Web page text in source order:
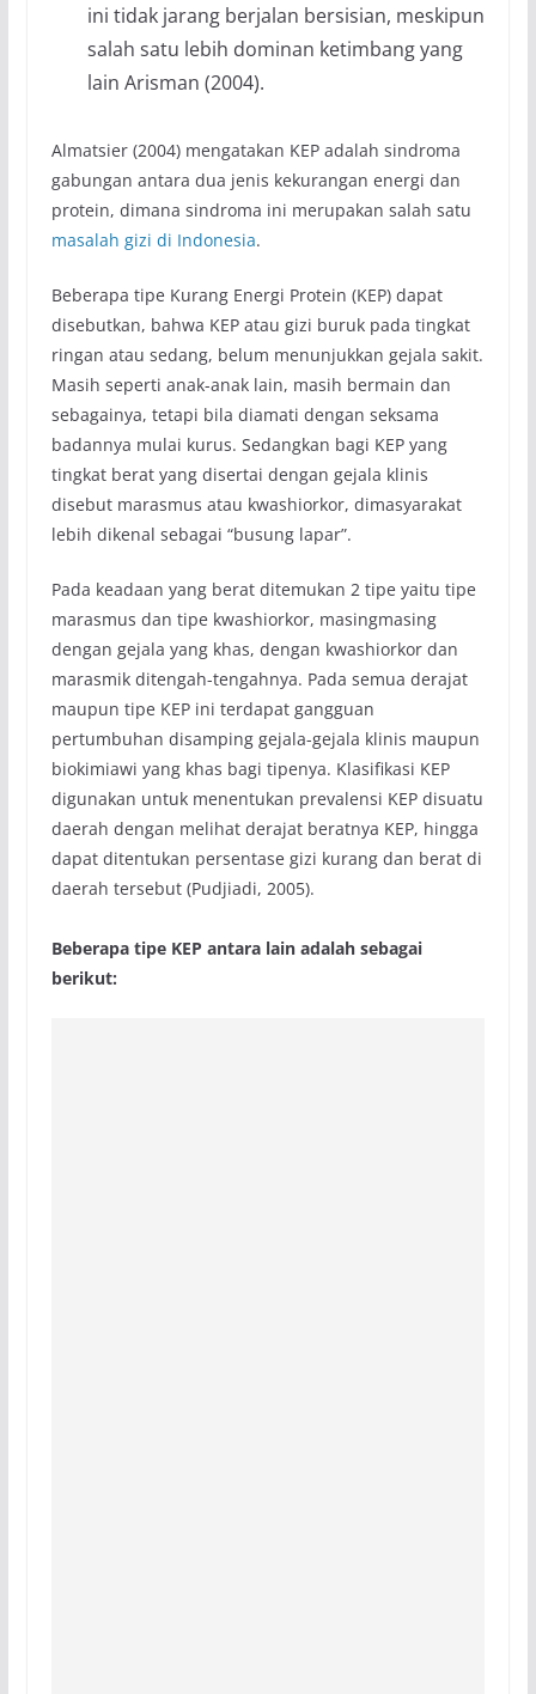
ini tidak jarang berjalan bersisian, meskipun
salah satu lebih dominan ketimbang yang
lain Arisman (2004).
Almatsier (2004) mengatakan KEP adalah sindroma
gabungan antara dua jenis kekurangan energi dan
protein, dimana sindroma ini merupakan salah satu
masalah gizi di Indonesia.
Beberapa tipe Kurang Energi Protein (KEP) dapat
disebutkan, bahwa KEP atau gizi buruk pada tingkat
ringan atau sedang, belum menunjukkan gejala sakit.
Masih seperti anak-anak lain, masih bermain dan
sebagainya, tetapi bila diamati dengan seksama
badannya mulai kurus. Sedangkan bagi KEP yang
tingkat berat yang disertai dengan gejala klinis
disebut marasmus atau kwashiorkor, dimasyarakat
lebih dikenal sebagai “busung lapar”.
Pada keadaan yang berat ditemukan 2 tipe yaitu tipe
marasmus dan tipe kwashiorkor, masing­masing
dengan gejala yang khas, dengan kwashiorkor dan
marasmik ditengah-tengahnya. Pada semua derajat
maupun tipe KEP ini terdapat gangguan
pertumbuhan disamping gejala-gejala klinis maupun
biokimiawi yang khas bagi tipenya. Klasifikasi KEP
digunakan untuk menentukan prevalensi KEP disuatu
daerah dengan melihat derajat beratnya KEP, hingga
dapat ditentukan persentase gizi kurang dan berat di
daerah tersebut (Pudjiadi, 2005).
Beberapa tipe KEP antara lain adalah sebagai
berikut: